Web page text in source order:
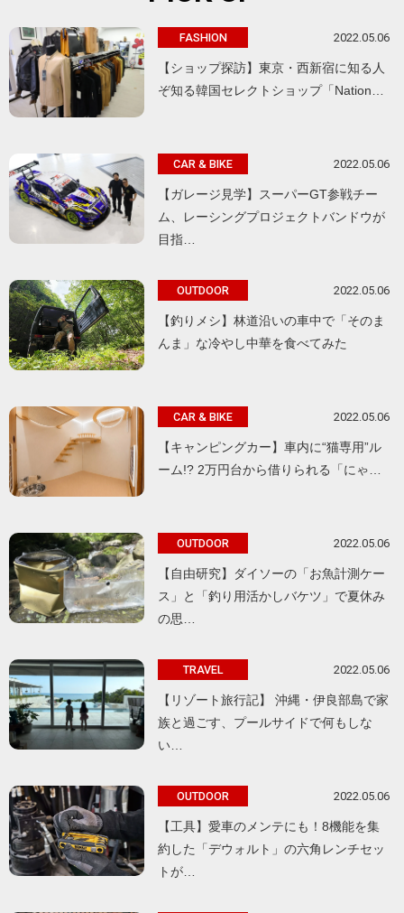
FASHION 2022.05.06
【ショップ探訪】東京・西新宿に知る人
ぞ知る韓国セレクトショップ「Nation…
CAR & BIKE 2022.05.06
【ガレージ見学】スーパーGT参戦チー
ム、レーシングプロジェクトバンドウが
目指…
OUTDOOR 2022.05.06
【釣りメシ】林道沿いの車中で「そのま
んま」な冷やし中華を食べてみた
CAR & BIKE 2022.05.06
【キャンピングカー】車内に“猫専用”ル
ーム!? 2万円台から借りられる「にゃ…
OUTDOOR 2022.05.06
【自由研究】ダイソーの「お魚計測ケー
ス」と「釣り用活かしバケツ」で夏休み
の思…
TRAVEL 2022.05.06
【リゾート旅行記】 沖縄・伊良部島で家
族と過ごす、プールサイドで何もしな
い…
OUTDOOR 2022.05.06
【工具】愛車のメンテにも！8機能を集
約した「デウォルト」の六角レンチセッ
トが…